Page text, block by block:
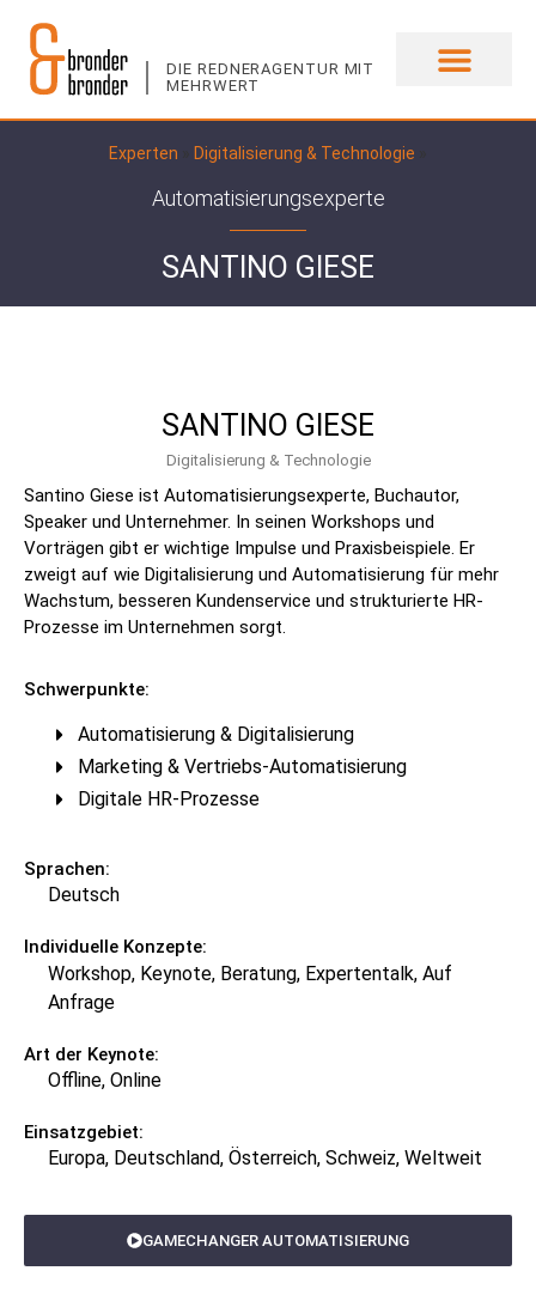
DIE REDNERAGENTUR MIT
MEHRWERT
Experten Digitalisierung & Technologie
Automatisierungsexperte
SANTINO GIESE
SANTINO GIESE
Digitalisierung & Technologie
Santino Giese ist Automatisierungsexperte, Buchautor,
Speaker und Unternehmer. In seinen Workshops und
Vorträgen gibt er wichtige Impulse und Praxisbeispiele. Er
zweigt auf wie Digitalisierung und Automatisierung für mehr
Wachstum, besseren Kundenservice und strukturierte HR-
Prozesse im Unternehmen sorgt.
Schwerpunkte:
Automatisierung & Digitalisierung
Marketing & Vertriebs-Automatisierung
Digitale HR-Prozesse
Sprachen:
Deutsch
Individuelle Konzepte:
Workshop, Keynote, Beratung, Expertentalk, Auf
Anfrage
Art der Keynote:
Offline, Online
Einsatzgebiet:
Europa, Deutschland, Österreich, Schweiz, Weltweit
GAMECHANGER AUTOMATISIERUNG